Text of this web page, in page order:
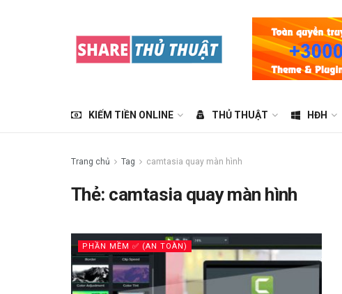
KIẾM TIỀN ONLINE THỦ THUẬT HĐH
Trang chủ Tag camtasia quay màn hình
Thẻ: camtasia quay màn hình
PHẦN MỀM ✅ (AN TOÀN)